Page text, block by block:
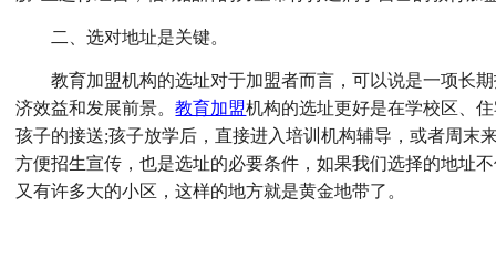
二、选对地址是关键。
教育加盟机构的选址对于加盟者而言，可以说是一项长
济效益和发展前景。教育加盟机构的选址更好是在学校区、
孩子的接送;孩子放学后，直接进入培训机构辅导，或者周末
方便招生宣传，也是选址的必要条件，如果我们选择的地址
又有许多大的小区，这样的地方就是黄金地带了。